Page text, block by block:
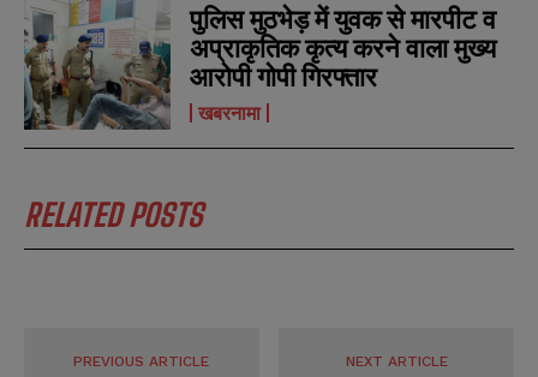
N
a
m
a
N
r
N
a
m
a
N
r
पुलिस मुठभेड़ में युवक से मारपीट व
अप्राकृतिक कृत्य करने वाला मुख्य
आरोपी गोपी गिरफ्तार
खबरनामा
RELATED POSTS
PREVIOUS ARTICLE NEXT ARTICLE